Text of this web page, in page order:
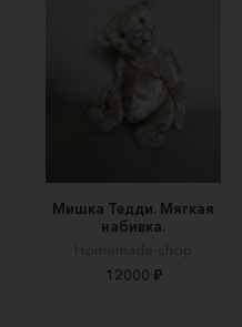
Мишка Тедди. Мягкая
набивка.
Homemade-shop
12000 ₽